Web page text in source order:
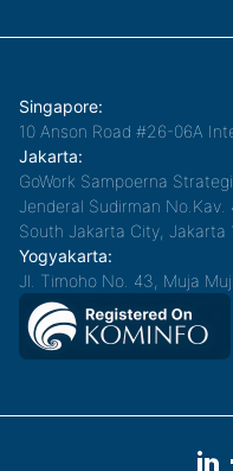
Singapore:
10 Anson Road #26-06A
Jakarta:
GoWork Sampoerna
Jenderal Sudirman
South Jakarta City, Jakarta
Yogyakarta:
Jl. Timoho No. 43, Muja